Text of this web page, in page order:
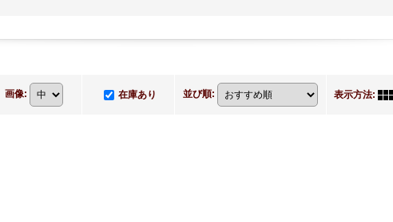
画像: 在庫あり 並び順: 表示方法: